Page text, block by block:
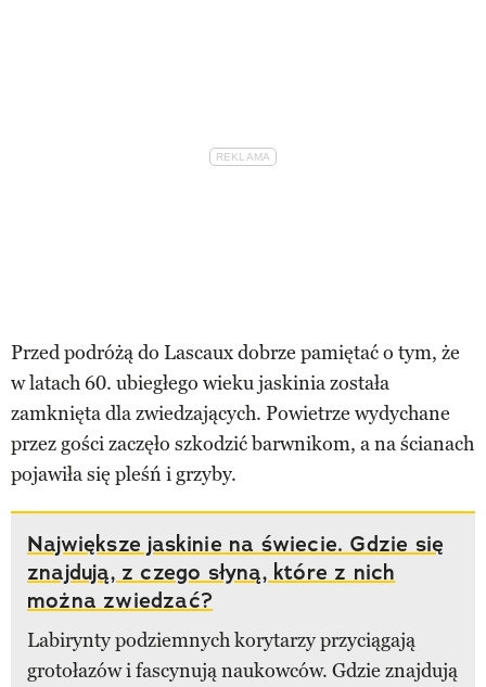
Przed podróżą do Lascaux dobrze pamiętać o tym, że
w latach 60. ubiegłego wieku jaskinia została
zamknięta dla zwiedzających. Powietrze wydychane
przez gości zaczęło szkodzić barwnikom, a na ścianach
pojawiła się pleśń i grzyby.
Największe jaskinie na świecie. Gdzie się
znajdują, z czego słyną, które z nich
można zwiedzać?
Labirynty podziemnych korytarzy przyciągają
grotołazów i fascynują naukowców. Gdzie znajdują